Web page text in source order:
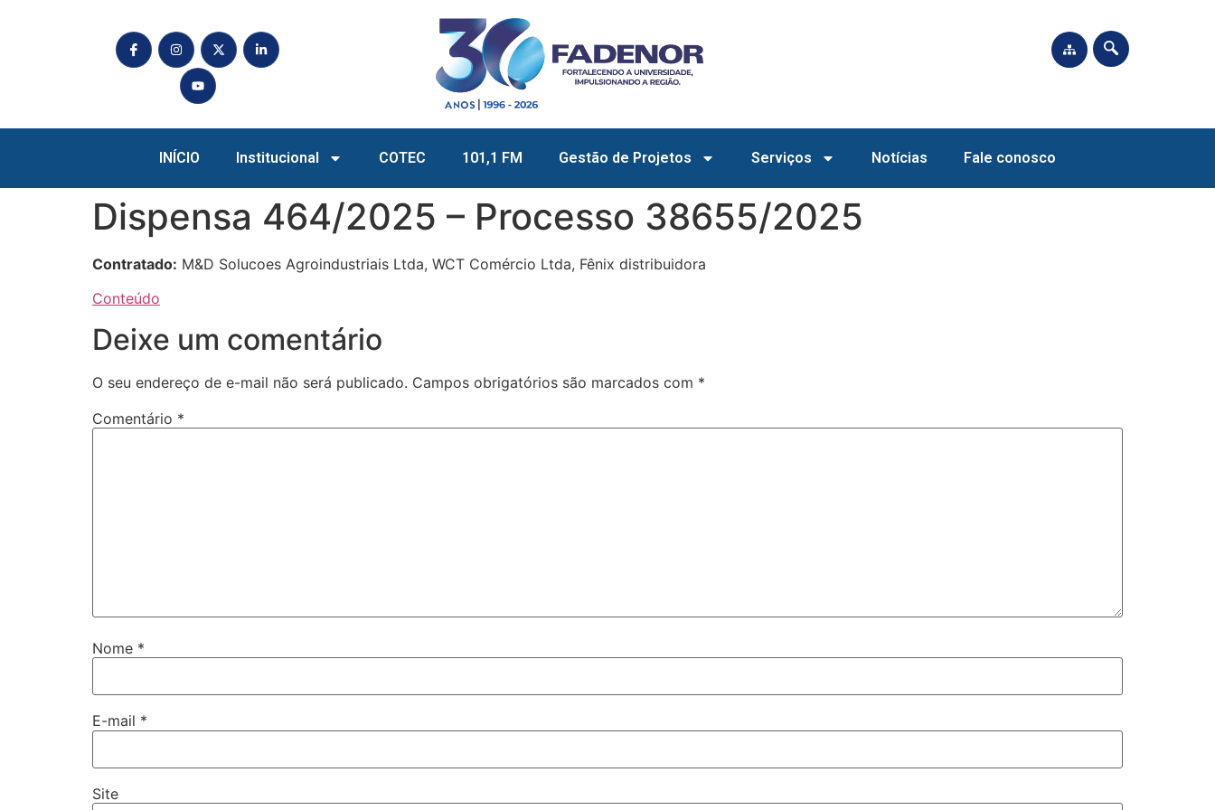
INÍCIO Institucional COTEC 101,1 FM Gestão de Projetos Serviços Notícias Fale conosco
Dispensa 464/2025 – Processo 38655/2025
Contratado: M&D Solucoes Agroindustriais Ltda, WCT Comércio Ltda, Fênix distribuidora
Conteúdo
Deixe um comentário
O seu endereço de e-mail não será publicado. Campos obrigatórios são marcados com *
Comentário *
Nome *
E-mail *
Site